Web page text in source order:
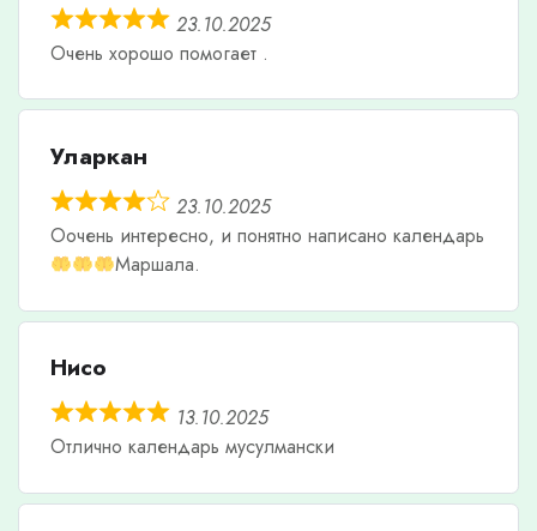
23.10.2025
Очень хорошо помогает .
Уларкан
23.10.2025
Оочень интересно, и понятно написано календарь
Маршала.
Нисо
13.10.2025
Отлично календарь мусулмански